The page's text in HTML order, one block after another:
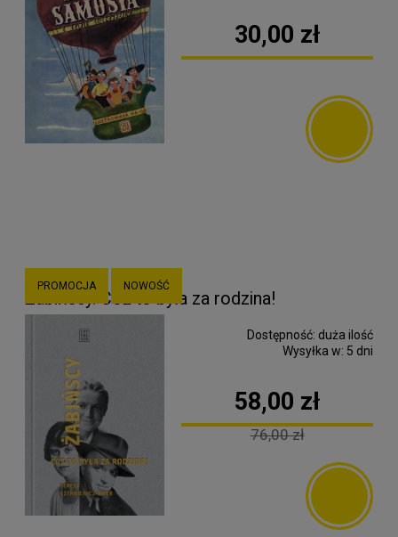
30,00 zł
Żabińscy. Cóż to była za rodzina!
Dostępność: duża ilość
Wysyłka w: 5 dni
58,00 zł
76,00 zł
PROMOCJA NOWOŚĆ